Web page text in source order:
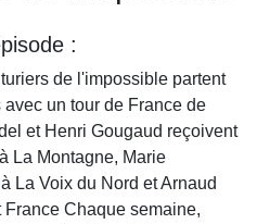
:
de l'impossible partent
un tour de France de
et Henri Gougaud reçoivent
La Montagne, Marie
La Voix du Nord et Arnaud
Chaque semaine,